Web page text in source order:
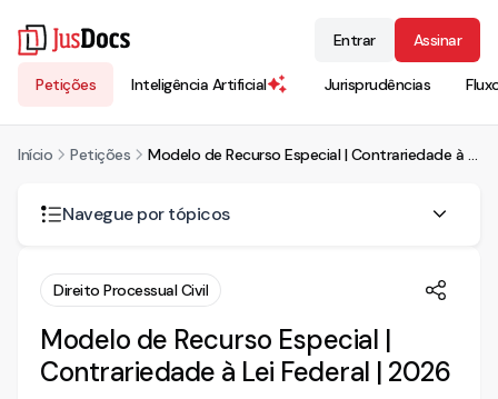
Petições Inteligência Artificial Jurisprudências
Entrar Assinar
Início Petições Modelo de Recurso Especial | Contrariedade à Lei Federal | 2026
Navegue por tópicos
Como fazer um recurso especial?
Conheça também nossa INTELIGÊNCIA ARTIFICIAL para
advogados!
Direito Processual Civil
Modelo de Recurso Especial |
Contrariedade à Lei Federal | 2026